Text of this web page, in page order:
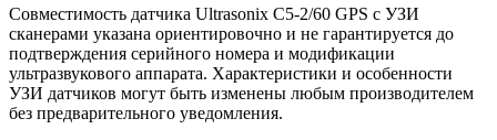
Совместимость датчика Ultrasonix С5-2/60 GPS с УЗИ
сканерами указана ориентировочно и не гарантируется до
подтверждения серийного номера и модификации
ультразвукового аппарата. Характеристики и особенности
УЗИ датчиков могут быть изменены любым производителем
без предварительного уведомления.